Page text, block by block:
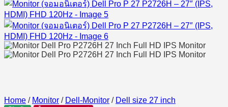
Home / Monitor / Dell-Monitor / Dell size 27 inch